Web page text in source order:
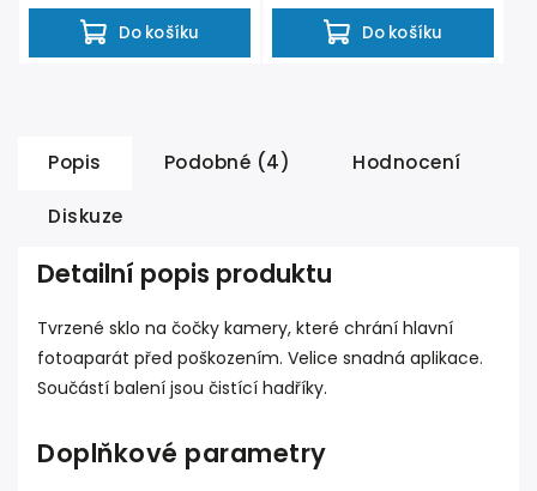
Do košíku Do košíku
Popis Podobné (4) Hodnocení
Diskuze
Detailní popis produktu
Tvrzené sklo na čočky kamery, které chrání hlavní
fotoaparát před poškozením. Velice snadná aplikace.
Součástí balení jsou čistící hadříky.
Doplňkové parametry